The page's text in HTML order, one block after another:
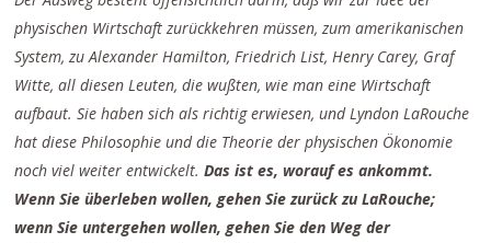
physischen Wirtschaft zurückkehren müssen, zum amerikanischen
System, zu Alexander Hamilton, Friedrich List, Henry Carey, Graf
Witte, all diesen Leuten, die wußten, wie man eine Wirtschaft
aufbaut. Sie haben sich als richtig erwiesen, und Lyndon LaRouche
hat diese Philosophie und die Theorie der physischen Ökonomie
noch viel weiter entwickelt.Das ist es, worauf es ankommt.
Wenn Sie überleben wollen, gehen Sie zurück zu LaRouche;
wenn Sie untergehen wollen, gehen Sie den Weg der